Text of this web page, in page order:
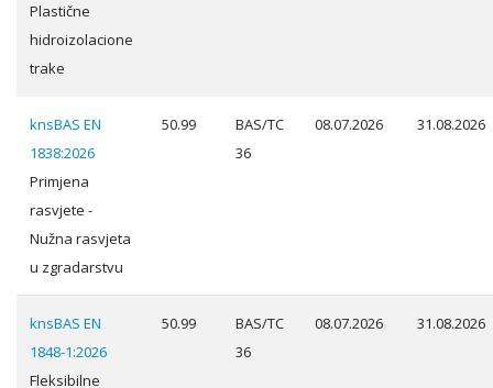
Plastične
hidroizolacione
trake
knsBAS EN
1838:2026
Primjena
rasvjete -
Nužna rasvjeta
u zgradarstvu
50.99
BAS/TC
36
08.07.2026 31.08.2026
knsBAS EN
1848-1:2026
Fleksibilne
50.99
BAS/TC
36
08.07.2026 31.08.2026